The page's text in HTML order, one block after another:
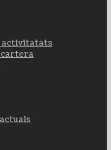
activitatats